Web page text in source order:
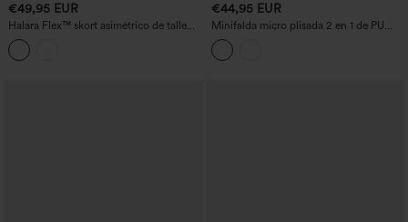
€49,95 EUR
Halara Flex™ skort asimétrico de talle
medio en denim casual con bolsillos
€44,95 EUR
Minifalda micro plisada 2 en 1 de PU
elástico, cintura alta, con bolsillo